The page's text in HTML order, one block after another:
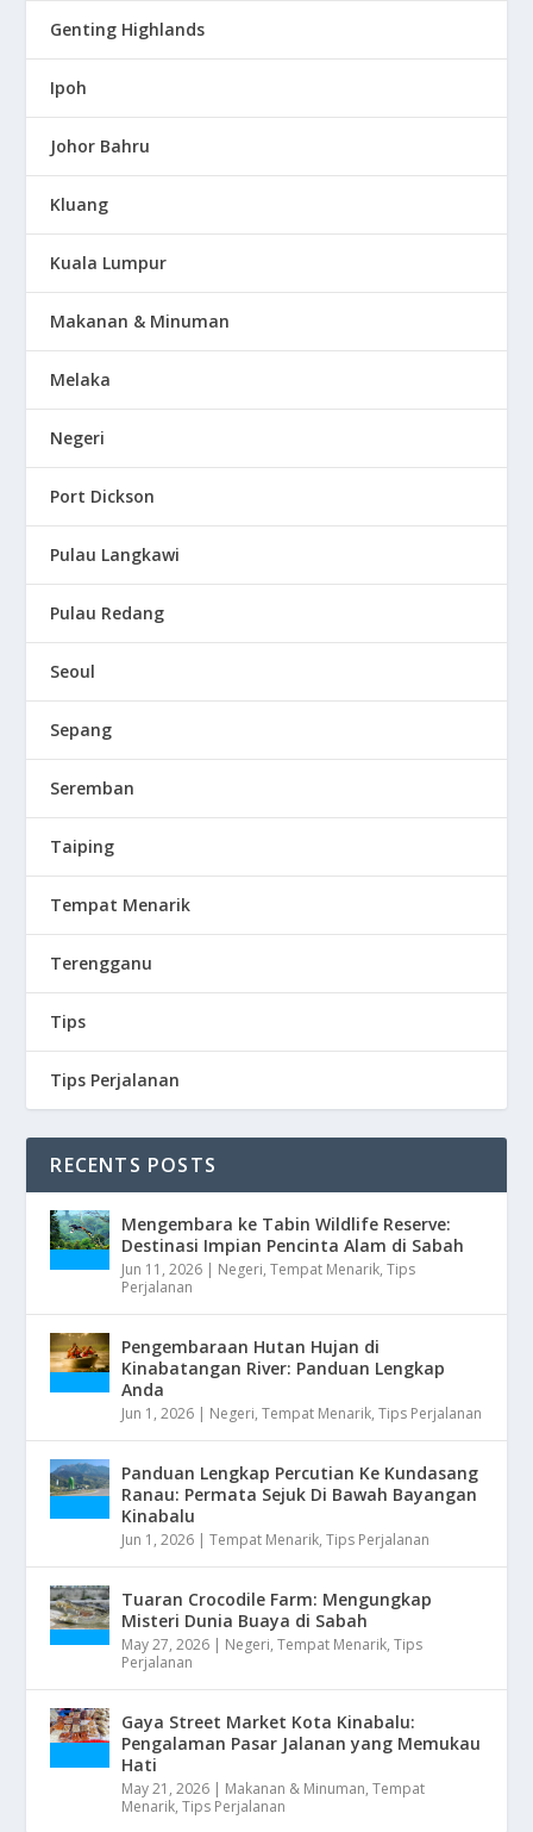
Genting Highlands
Ipoh
Johor Bahru
Kluang
Kuala Lumpur
Makanan & Minuman
Melaka
Negeri
Port Dickson
Pulau Langkawi
Pulau Redang
Seoul
Sepang
Seremban
Taiping
Tempat Menarik
Terengganu
Tips
Tips Perjalanan
RECENTS POSTS
Mengembara ke Tabin Wildlife Reserve:
Destinasi Impian Pencinta Alam di Sabah
Jun 11, 2026 | Negeri,Tempat Menarik,Tips
Perjalanan
Pengembaraan Hutan Hujan di
Kinabatangan River: Panduan Lengkap
Anda
Jun 1, 2026 | Negeri,Tempat Menarik,Tips Perjalanan
Panduan Lengkap Percutian Ke Kundasang
Ranau: Permata Sejuk Di Bawah Bayangan
Kinabalu
Jun 1, 2026 |Tempat Menarik,Tips Perjalanan
Tuaran Crocodile Farm: Mengungkap
Misteri Dunia Buaya di Sabah
May 27, 2026 | Negeri,Tempat Menarik,Tips
Perjalanan
Gaya Street Market Kota Kinabalu:
Pengalaman Pasar Jalanan yang Memukau
Hati
May 21, 2026 | Makanan & Minuman,Tempat
Menarik,Tips Perjalanan